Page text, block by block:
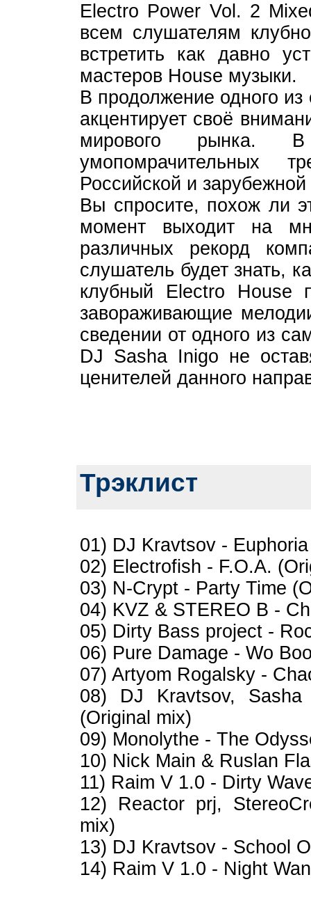
Electro Power Vol. 2
всем слушателям
встретить как давно
мастеров House музыки.
В продолжение одного
акцентирует своё
мирового рынка.
умопомрачительных
Российской и
Вы спросите, похож ли
момент выходит на
различных рекорд
слушатель будет знать,
клубный Electro House
завораживающие
сведении от одного из
DJ Sasha Inigo не
ценителей данного
Трэклист
01) DJ Kravtsov -
02) Electrofish - F.O.A.
03) N-Crypt - Party Time
04) KVZ & STEREO B -
05) Dirty Bass project -
06) Pure Damage - Wo
07) Artyom Rogalsky -
08) DJ Kravtsov,
(Original mix)
09) Monolythe - The
10) Nick Main & Ruslan
11) Raim V 1.0 - Dirty
12) Reactor prj,
mix)
13) DJ Kravtsov - School
14) Raim V 1.0 - Night